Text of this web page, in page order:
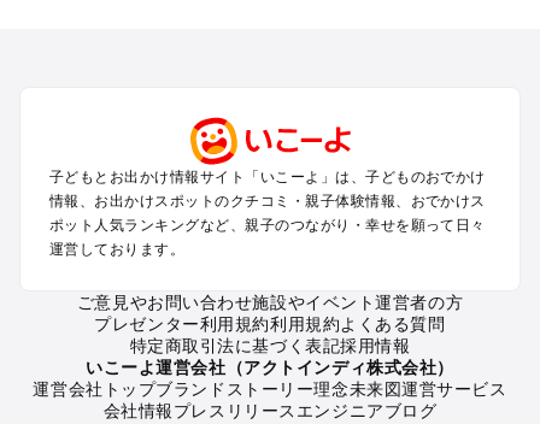
関西のプールおでかけ
中国･四国のプールおでかけ
九州･沖縄のプールおでかけ
定番お出かけスポット
牧場
子どもとお出かけ情報サイト「いこーよ」は、子どものおでかけ
情報、お出かけスポットのクチコミ・親子体験情報、おでかけス
ポット人気ランキングなど、親子のつながり・幸せを願って日々
運営しております。
ご意見やお問い合わせ施設やイベント運営者の方
プレゼンター利用規約利用規約よくある質問
特定商取引法に基づく表記採用情報
いこーよ運営会社（アクトインディ株式会社）
運営会社トップブランドストーリー理念未来図運営サービス
会社情報プレスリリース エンジニアブログ